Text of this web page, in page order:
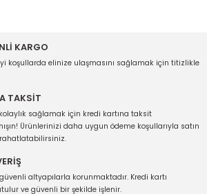
bozuk veya görüntülenemiyor.
bulunuyor.
daha pahalı.
KARGO
koşullarda elinize ulaşmasını sağlamak için titizlikle
TAKSİT
sağlamak için kredi kartına taksit
Ürünlerinizi daha uygun ödeme koşullarıyla satın
altyapılarla korunmaktadır. Kredi kartı
ve güvenli bir şekilde işlenir.